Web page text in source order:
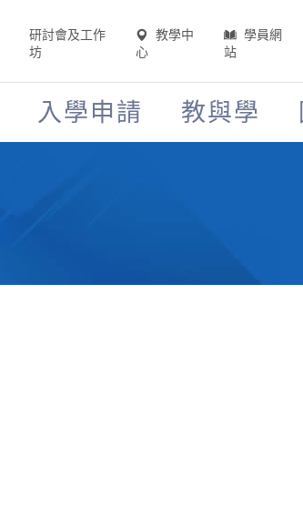
研討會及工作
坊
教學中
心
學員網
站
入學申請 教與學